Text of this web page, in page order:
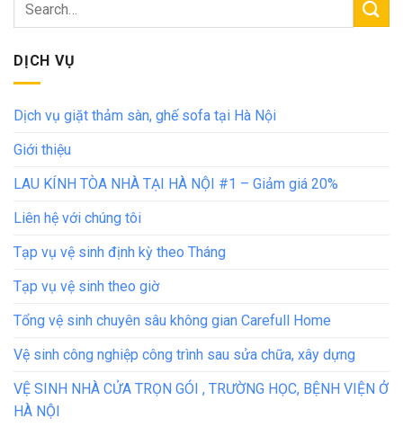
DỊCH VỤ
Dịch vụ giặt thảm sàn, ghế sofa tại Hà Nội
Giới thiệu
LAU KÍNH TÒA NHÀ TẠI HÀ NỘI #1 – Giảm giá 20%
Liên hệ với chúng tôi
Tạp vụ vệ sinh định kỳ theo Tháng
Tạp vụ vệ sinh theo giờ
Tổng vệ sinh chuyên sâu không gian Carefull Home
Vệ sinh công nghiệp công trình sau sửa chữa, xây dựng
VỆ SINH NHÀ CỬA TRỌN GÓI , TRƯỜNG HỌC, BỆNH VIỆN Ở
HÀ NỘI